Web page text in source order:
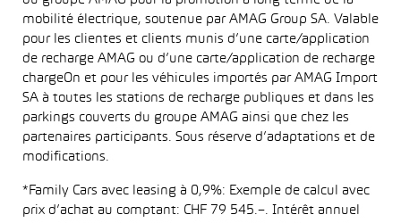
mobilité électrique, soutenue par AMAG Group SA. Valable
pour les clientes et clients munis d’une carte/application
de recharge AMAG ou d’une carte/application de recharge
chargeOn et pour les véhicules importés par AMAG Import
SA à toutes les stations de recharge publiques et dans les
parkings couverts du groupe AMAG ainsi que chez les
partenaires participants. Sous réserve d’adaptations et de
modifications.
*Family Cars avec leasing à 0,9%: Exemple de calcul avec
prix d’achat au comptant: CHF 79 545.–. Intérêt annuel